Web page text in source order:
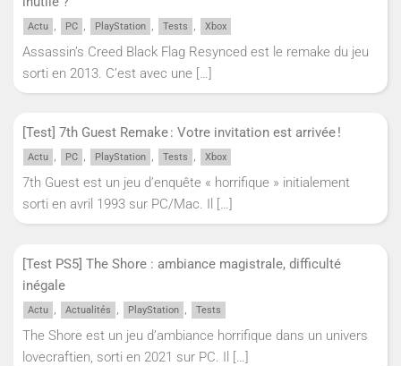
Actu , PC , PlayStation , Tests , Xbox
Assassin’s Creed Black Flag Resynced est le remake du jeu
sorti en 2013. C’est avec une […]
[Test] 7th Guest Remake : Votre invitation est arrivée !
Actu , PC , PlayStation , Tests , Xbox
7th Guest est un jeu d’enquête « horrifique » initialement
sorti en avril 1993 sur PC/Mac. Il
[…]
[Test PS5] The Shore : ambiance magistrale, difficulté
inégale
Actu , Actualités , PlayStation , Tests
The Shore est un jeu d’ambiance horrifique dans un univers
lovecraftien, sorti en 2021 sur PC. Il […]